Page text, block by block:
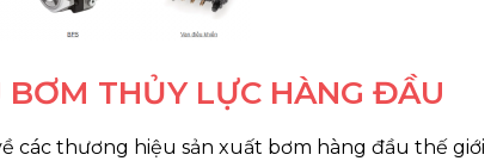
BƠM THỦY LỰC HÀNG ĐẦU
các thương hiệu sản xuất bơm hàng đầu thế giới